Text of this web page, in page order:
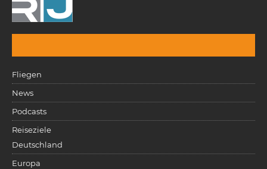
Fliegen
News
Podcasts
Reiseziele
Deutschland
Europa